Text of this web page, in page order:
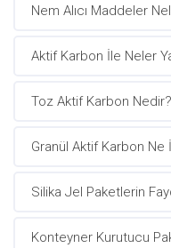
Nem Alıcı Maddeler
Aktif Karbon İle Neler
Toz Aktif Karbon Nedir?
Granül Aktif Karbon Ne
Silika Jel Paketlerin
Konteyner Kurutucu